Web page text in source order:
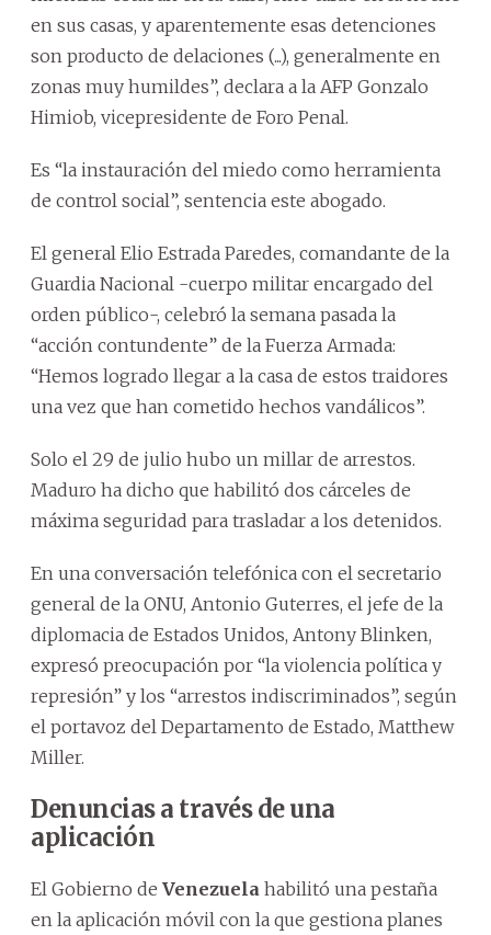
en sus casas, y aparentemente esas detenciones
son producto de delaciones (...), generalmente en
zonas muy humildes”, declara a la AFP Gonzalo
Himiob, vicepresidente de Foro Penal.
Es “la instauración del miedo como herramienta
de control social”, sentencia este abogado.
El general Elio Estrada Paredes, comandante de la
Guardia Nacional -cuerpo militar encargado del
orden público-, celebró la semana pasada la
“acción contundente” de la Fuerza Armada:
“Hemos logrado llegar a la casa de estos traidores
una vez que han cometido hechos vandálicos”.
Solo el 29 de julio hubo un millar de arrestos.
Maduro ha dicho que habilitó dos cárceles de
máxima seguridad para trasladar a los detenidos.
En una conversación telefónica con el secretario
general de la ONU, Antonio Guterres, el jefe de la
diplomacia de Estados Unidos, Antony Blinken,
expresó preocupación por “la violencia política y
represión” y los “arrestos indiscriminados”, según
el portavoz del Departamento de Estado, Matthew
Miller.
Denuncias a través de una
aplicación
El Gobierno de Venezuela habilitó una pestaña
en la aplicación móvil con la que gestiona planes